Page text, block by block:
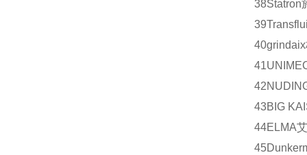
38Statron
39
40grindaix
41
42
43BIG
44ELMA
45